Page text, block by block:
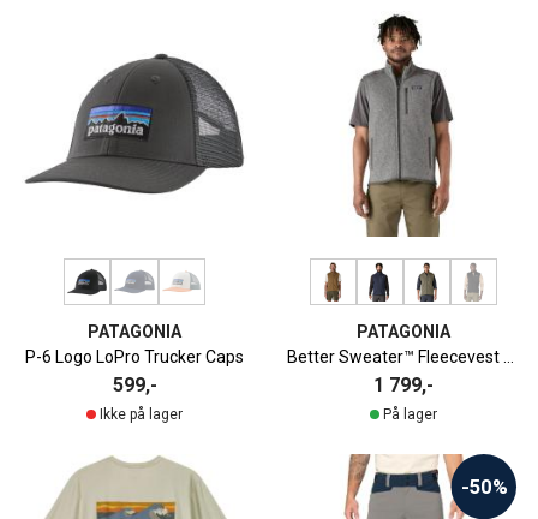
PATAGONIA
P-6 Logo LoPro Trucker Caps
599,-
Ikke på lager
PATAGONIA
1 799,-
På lager
-50%